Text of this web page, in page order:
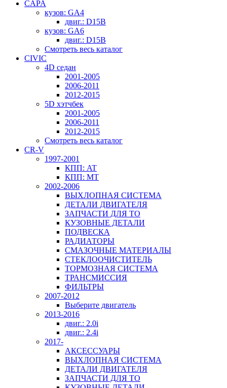
CAPA
кузов: GA4
двиг.: D15B
кузов: GA6
двиг.: D15B
Смотреть весь каталог
CIVIC
4D седан
2001-2005
2006-2011
2012-2015
5D хэтчбек
2001-2005
2006-2011
2012-2015
Смотреть весь каталог
CR-V
1997-2001
КПП: AT
КПП: MT
2002-2006
ВЫХЛОПНАЯ СИСТЕМА
ДЕТАЛИ ДВИГАТЕЛЯ
ЗАПЧАСТИ ДЛЯ ТО
КУЗОВНЫЕ ДЕТАЛИ
ПОДВЕСКА
РАДИАТОРЫ
СМАЗОЧНЫЕ МАТЕРИАЛЫ
СТЕКЛООЧИСТИТЕЛЬ
ТОРМОЗНАЯ СИСТЕМА
ТРАНСМИССИЯ
ФИЛЬТРЫ
2007-2012
Выберите двигатель
2013-2016
двиг.: 2.0i
двиг.: 2.4i
2017-
АКСЕССУАРЫ
ВЫХЛОПНАЯ СИСТЕМА
ДЕТАЛИ ДВИГАТЕЛЯ
ЗАПЧАСТИ ДЛЯ ТО